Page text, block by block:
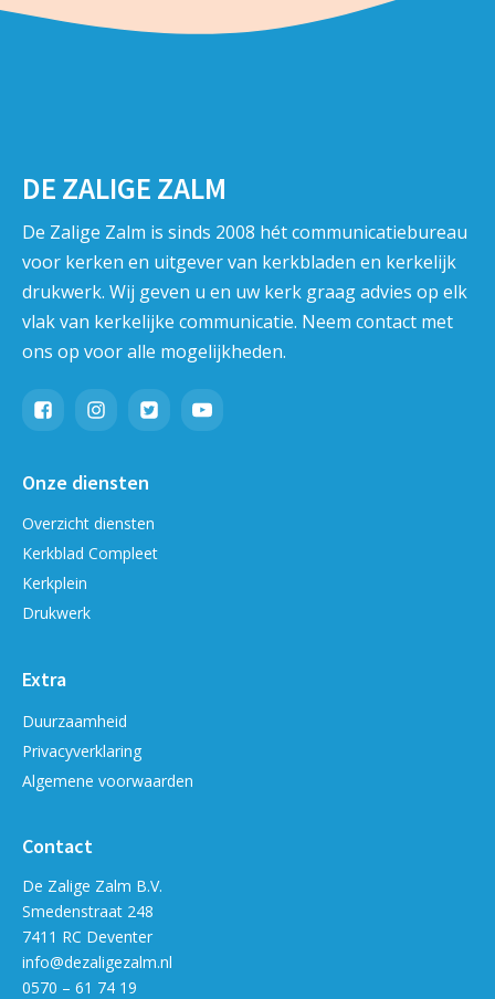
DE ZALIGE ZALM
De Zalige Zalm is sinds 2008 hét communicatiebureau
voor kerken en uitgever van kerkbladen en kerkelijk
drukwerk. Wij geven u en uw kerk graag advies op elk
vlak van kerkelijke communicatie. Neem contact met
ons op voor alle mogelijkheden.
Onze diensten
Overzicht diensten
Kerkblad Compleet
Kerkplein
Drukwerk
Extra
Duurzaamheid
Privacyverklaring
Algemene voorwaarden
Contact
De Zalige Zalm B.V.
Smedenstraat 248
7411 RC Deventer
info@dezaligezalm.nl
0570 – 61 74 19